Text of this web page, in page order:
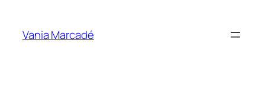
contenu
Vania Marcadé